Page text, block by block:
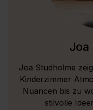
Joa
Joa Studholme
Kinderzimmer
Nuancen bis zu
stilvolle